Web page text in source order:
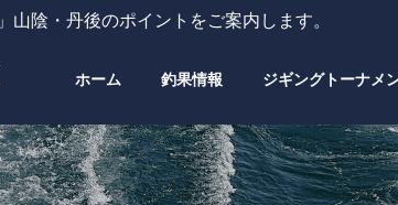
山陰・丹後のポイントをご案内します。
ホーム 釣果情報 ジギングトーナメ